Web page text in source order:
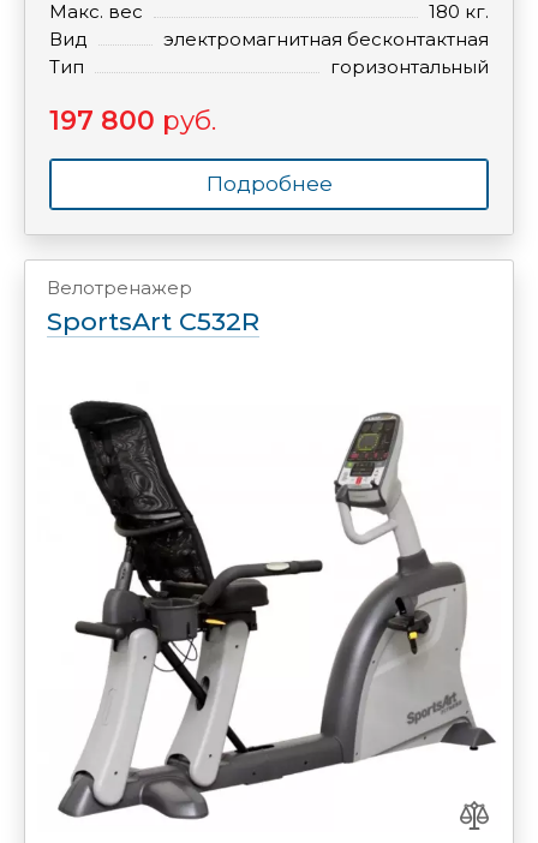
Макс. вес
180 кг.
Вид
электромагнитная бесконтактная
Тип
горизонтальный
197 800 руб.
Подробнее
Велотренажер
SportsArt C532R